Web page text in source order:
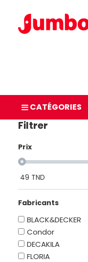
CATÉGORIES
Filtrer
Prix
49 TND
Fabricants
BLACK&DECKER
Condor
DECAKILA
FLORIA